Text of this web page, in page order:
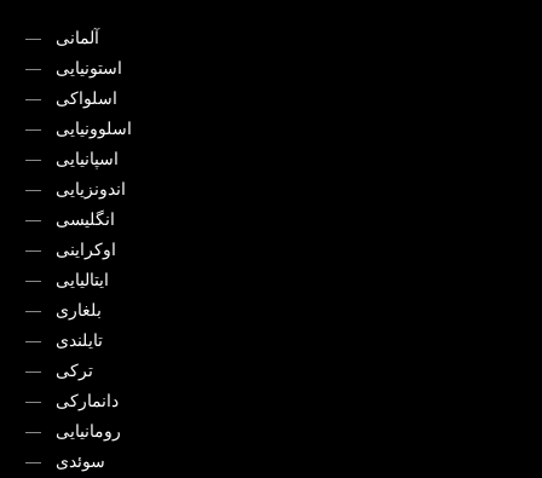
آلمانی
استونیایی
اسلواکی
اسلوونیایی
اسپانیایی
اندونزیایی
انگلیسی
اوکراینی
ایتالیایی
بلغاری
تایلندی
ترکی
دانمارکی
رومانیایی
سوئدی